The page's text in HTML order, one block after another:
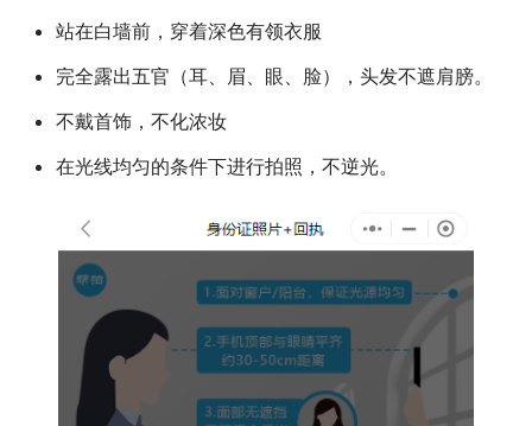
站在白墙前，穿着深色有领衣服
完全露出五官（耳、眉、眼、脸），头发不遮肩膀。
不戴首饰，不化浓妆
在光线均匀的条件下进行拍照，不逆光。